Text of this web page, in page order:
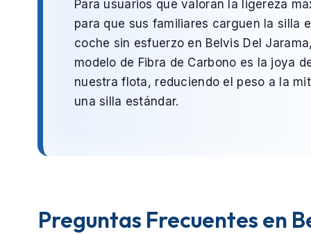
Para usuarios que valoran la ligereza
para que sus familiares carguen la silla
coche sin esfuerzo en Belvis Del Jarama
modelo de Fibra de Carbono es la joya
nuestra flota, reduciendo el peso a la
una silla estándar.
Preguntas Frecuentes en